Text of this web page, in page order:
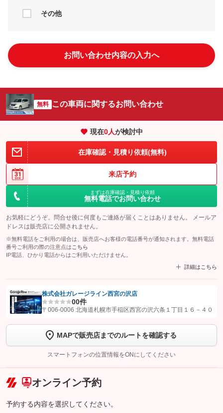
その他
お問い合わせ内容の入力へ
無料 この車両に関するお問い合わせ
現在0人が検討中
在庫確認・見積り依頼(無料)
来店予約
まずは在庫確認・見積り依頼
無料電話でお問い合わせ
お気軽にどうぞ。問合せ後に何度もご連絡が届くことはありません。 メールア
ドレスは販売店に公開されません。
※無料電話をご利用の場合は、販売店へお客様の電話番号が通知されます。無料電話
番号ご利用の際の注意点は こちら
IP電話、ひかり電話からはご利用いただけません。
詳細はこちら
【STEP1】認証画面でグーネットを友だち追加してから「許可する」ボタンを押
トーク画面で
ボタンをタップして問い合わせを
完了してください。
こちら
株式会社ガレージライン西宮の沢店
00件
〒006-0006 北海道札幌市手稲区西宮の沢六条１丁目１６－４０
MAPで販売店までのルートを確認する
スマートフォンの位置情報をONにしてください
オンライン予約
予約する内容を選択してください。